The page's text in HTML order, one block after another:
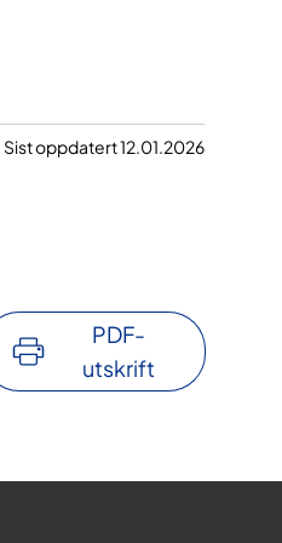
Sist oppdatert 12.01.2026
PDF-
utskrift